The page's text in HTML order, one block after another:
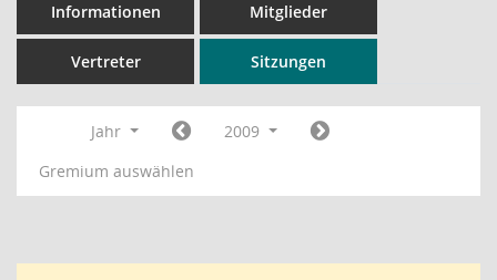
Informationen Mitglieder
Vertreter Sitzungen
Jahr
2009
Gremium auswählen